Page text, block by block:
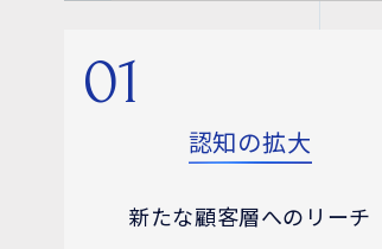
01
認知の拡大
新たな顧客層へのリーチ